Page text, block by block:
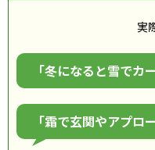
実
「冬になると雪でカ
「霜で玄関やアプロ